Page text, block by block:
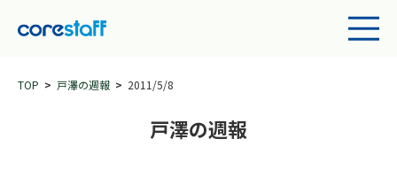
TOP 戸澤の週報 2011/5/8
戸澤の週報